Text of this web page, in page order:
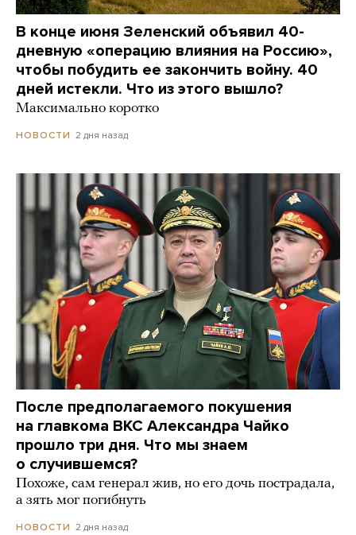
В конце июня Зеленский объявил 40-
дневную «операцию влияния на Россию»,
чтобы побудить ее закончить войну. 40
дней истекли. Что из этого вышло?
Максимально коротко
НОВОСТИ 2 дня назад
После предполагаемого покушения
на главкома ВКС Александра Чайко
прошло три дня. Что мы знаем
о случившемся?
Похоже, сам генерал жив, но его дочь пострадала,
а зять мог погибнуть
НОВОСТИ 2 дня назад